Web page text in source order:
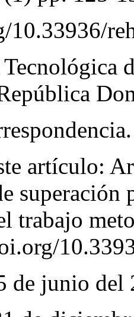
10.33936/
artículo:
superación
trabajo
de junio del